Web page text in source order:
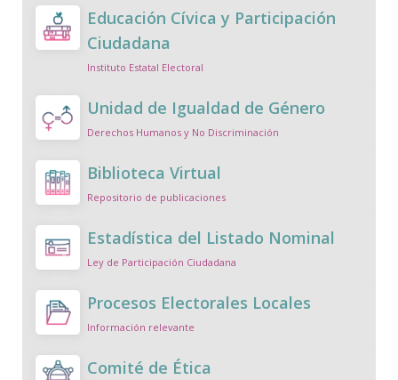
Educación Cívica y Participación
Ciudadana
Instituto Estatal Electoral
Unidad de Igualdad de Género
Derechos Humanos y No Discriminación
Biblioteca Virtual
Repositorio de publicaciones
Estadística del Listado Nominal
Ley de Participación Ciudadana
Procesos Electorales Locales
Información relevante
Comité de Ética